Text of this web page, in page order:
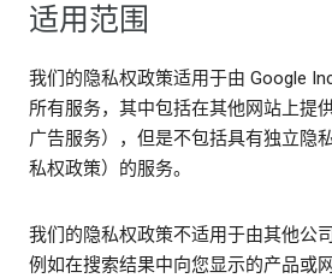
适用范围
我们的隐私权政策适用于由 Google
所有服务，其中包括在其他网站上提
广告服务），但是不包括具有独立隐
私权政策）的服务。
我们的隐私权政策不适用于由其他公
例如在搜索结果中向您显示的产品或